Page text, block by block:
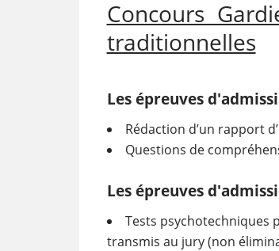
Concours
traditionnelles
Les épreuves
Rédaction d’un rapport
Questions de
Les épreuves
Tests psychotechniques
transmis au jury (non